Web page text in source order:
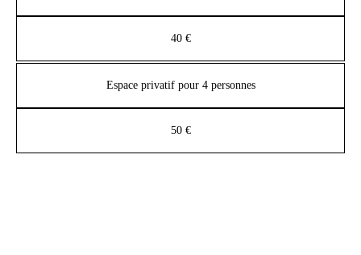
40 €
Espace privatif pour 4 personnes
50 €